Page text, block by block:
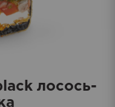
лосось-